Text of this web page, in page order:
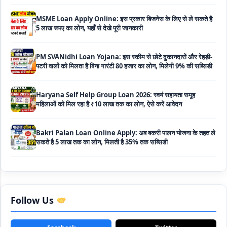
PM SVANidhi Loan Yojana: इस स्कीम से छोटे दुकानदारों और रेहड़ी-
Haryana Self Help Group Loan 2026: स्वयं सहायता समूह
Bakri Palan Loan Online Apply: अब बकरी पालन योजना के तहत ले
SBI Animal Husbandry Loan Scheme: SBI पशुपालन लोन
Mahila Samriddhi Loan Yojana: महिला समृद्धि योजना के तहत
महिलाओ को मिलता है पुरे 1 लाख का लोन, कम ब्याज के साथ तगड़ी सब्सिडी
NHFDC E-Rickshaw Loan Scheme Apply Online: अब ई-
Follow Us